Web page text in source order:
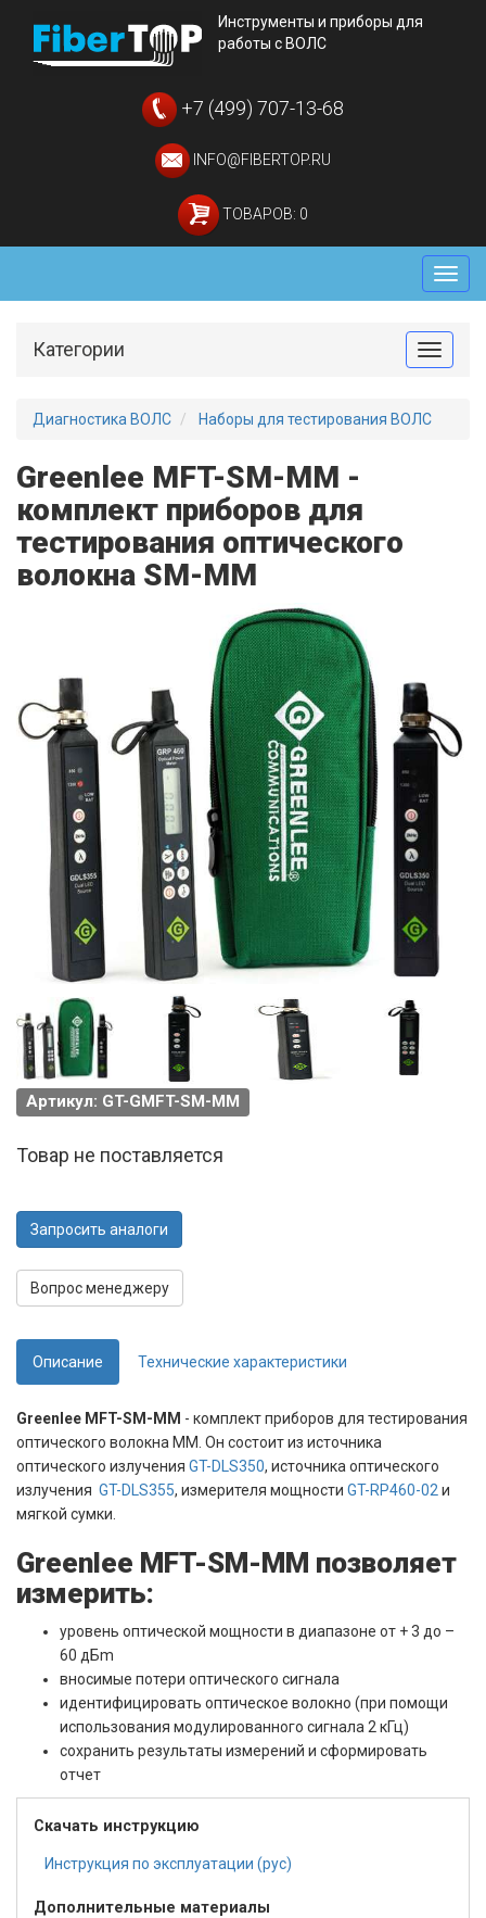
Инструменты и приборы для
работы с ВОЛС
+7 (499) 707-13-68
INFO@FIBERTOP.RU
ТОВАРОВ: 0
Меню
Toggle
Категории
Диагностика ВОЛС Наборы для тестирования ВОЛС
Greenlee MFT-SM-MM -
комплект приборов для
тестирования оптического
волокна SM-MM
Артикул: GT-GMFT-SM-MM
Товар не поставляется
Запросить аналоги
Вопрос менеджеру
Описание Технические характеристики
Greenlee MFT-SM-MM - комплект приборов для тестирования
оптического волокна ММ. Он состоит из источника
оптического излучения GT-DLS350, источника оптического
излучения GT-DLS355, измерителя мощности GT-RP460-02 и
мягкой сумки.
Greenlee MFT-SM-MM позволяет
измерить:
уровень оптической мощности в диапазоне от + 3 до –
60 дБm
вносимые потери оптического сигнала
идентифицировать оптическое волокно (при помощи
использования модулированного сигнала 2 кГц)
сохранить результаты измерений и сформировать
отчет
Скачать инструкцию
Инструкция по эксплуатации (рус)
Дополнительные материалы